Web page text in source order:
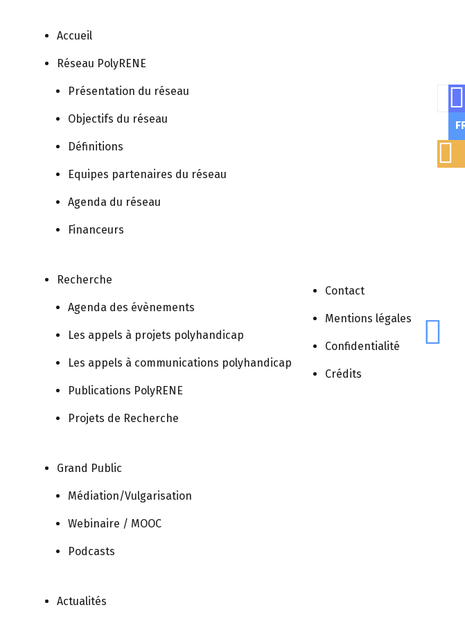
Accueil
Réseau PolyRENE
Présentation du réseau
Objectifs du réseau
Définitions
Equipes partenaires du réseau
Agenda du réseau
Financeurs
Recherche
Agenda des évènements
Les appels à projets polyhandicap
Les appels à communications polyhandicap
Publications PolyRENE
Projets de Recherche
Grand Public
Médiation/Vulgarisation
Webinaire / MOOC
Podcasts
Actualités
Contact
Mentions légales
Confidentialité
Crédits
CONTACT